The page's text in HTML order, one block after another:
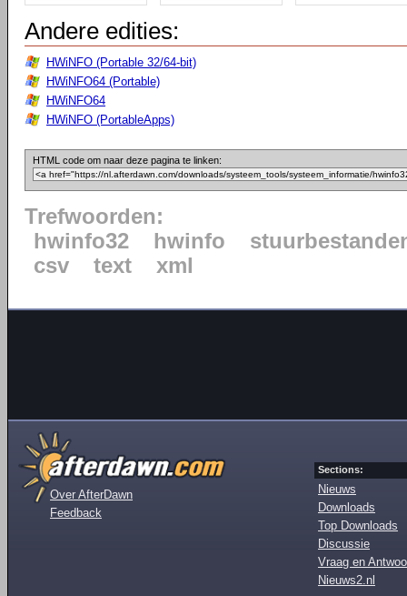
Andere edities:
HWiNFO (Portable 32/64-bit)
HWiNFO64 (Portable)
HWiNFO64
HWiNFO (PortableApps)
HTML code om naar deze pagina te linken:
Trefwoorden:
hwinfo32
hwinfo
csv
text xml
Over AfterDawn
Feedback
Sections:
Nieuws
Downloads
Top Downloads
Discussie
Vraag en
Nieuws2.nl